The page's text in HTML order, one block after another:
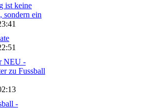
ist keine
sondern ein
NEU -
zu Fussball
-